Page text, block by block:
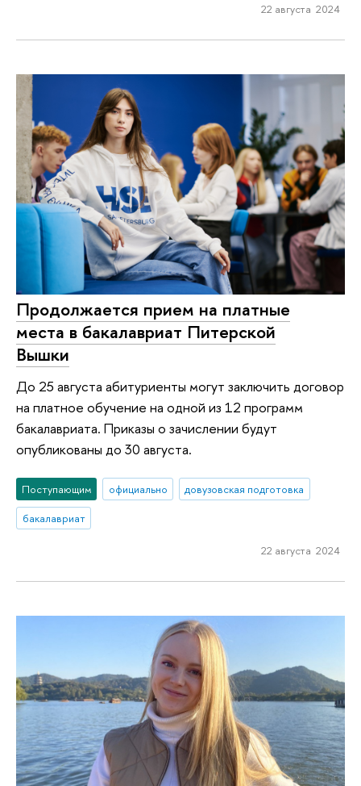
22 августа 2024
Продолжается прием на платные
места в бакалавриат Питерской
Вышки
До 25 августа абитуриенты могут заключить договор
на платное обучение на одной из 12 программ
бакалавриата. Приказы о зачислении будут
опубликованы до 30 августа.
Поступающим официально
довузовская подготовка
бакалавриат
22 августа 2024